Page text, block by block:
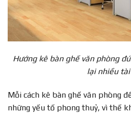
Hướng kê bàn ghế văn phòng
lại nhiều
Mỗi cách kê bàn ghế văn phòng
những yếu tố phong thuỷ, vì thế